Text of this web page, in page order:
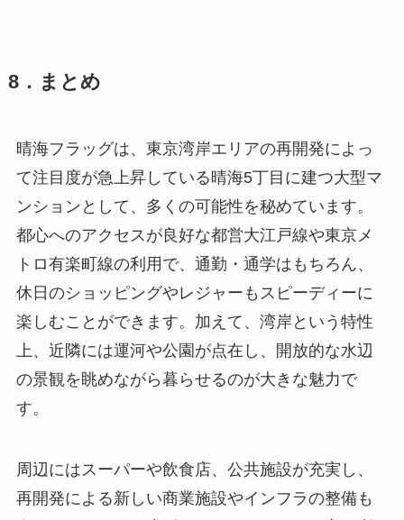
8．まとめ
晴海フラッグは、東京湾岸エリアの再開発によっ
て注目度が急上昇している晴海5丁目に建つ大型マ
ンションとして、多くの可能性を秘めています。
都心へのアクセスが良好な都営大江戸線や東京メ
トロ有楽町線の利用で、通勤・通学はもちろん、
休日のショッピングやレジャーもスピーディーに
楽しむことができます。加えて、湾岸という特性
上、近隣には運河や公園が点在し、開放的な水辺
の景観を眺めながら暮らせるのが大きな魅力で
す。
周辺にはスーパーや飲食店、公共施設が充実し、
再開発による新しい商業施設やインフラの整備も